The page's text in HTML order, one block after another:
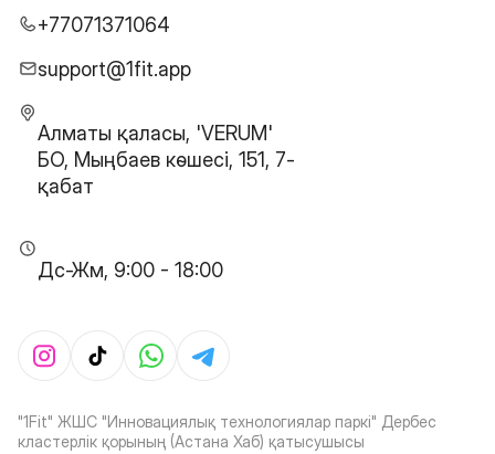
+77071371064
support@1fit.app
Алматы қаласы, 'VERUM'
БО, Мыңбаев көшесі, 151, 7-
қабат
Дс-Жм, 9:00 - 18:00
"1Fit" ЖШС "Инновациялық технологиялар паркі" Дербес
кластерлік қорының (Астана Хаб) қатысушысы